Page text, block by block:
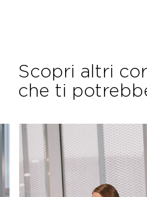
Scopri altri
che ti